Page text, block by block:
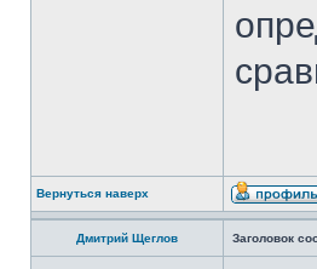
Вернуться наверх
Дмитрий Щеглов Заголовок